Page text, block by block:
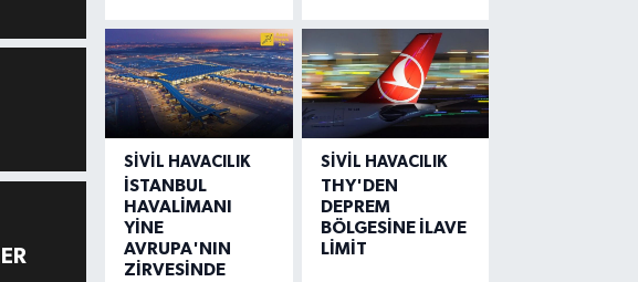
SIVIL HAVACILIK
İSTANBUL
HAVALİMANI
YİNE
AVRUPA'NIN
ZİRVESİNDE
SIVIL HAVACILIK
THY'DEN
DEPREM
BÖLGESİNE İLAVE
LİMİT